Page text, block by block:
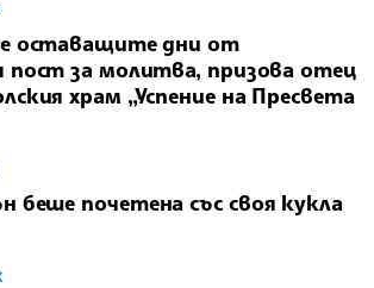
оставащите дни от
пост за молитва, призова отец
храм „Успение на Пресвета
беше почетена със своя кукла